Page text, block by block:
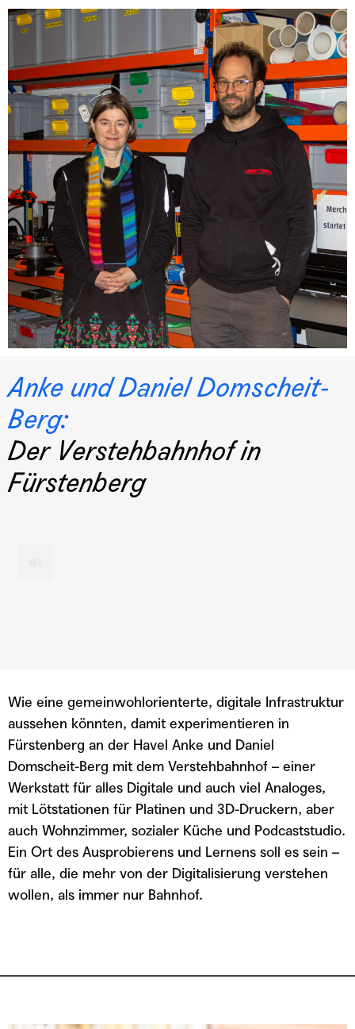
Anke und Daniel Domscheit-
Berg:
Der Verstehbahnhof in
Fürstenberg
ABONNIEREN
TEILEN
RSS FEED
LINK
EMBED
Wie eine gemeinwohlorienterte, digitale Infrastruktur
aussehen könnten, damit experimentieren in
Fürstenberg an der Havel Anke und Daniel
Domscheit-Berg mit dem Verstehbahnhof – einer
Werkstatt für alles Digitale und auch viel Analoges,
mit Lötstationen für Platinen und 3D-Druckern, aber
auch Wohnzimmer, sozialer Küche und Podcaststudio.
Ein Ort des Ausprobierens und Lernens soll es sein –
für alle, die mehr von der Digitalisierung verstehen
wollen, als immer nur Bahnhof.